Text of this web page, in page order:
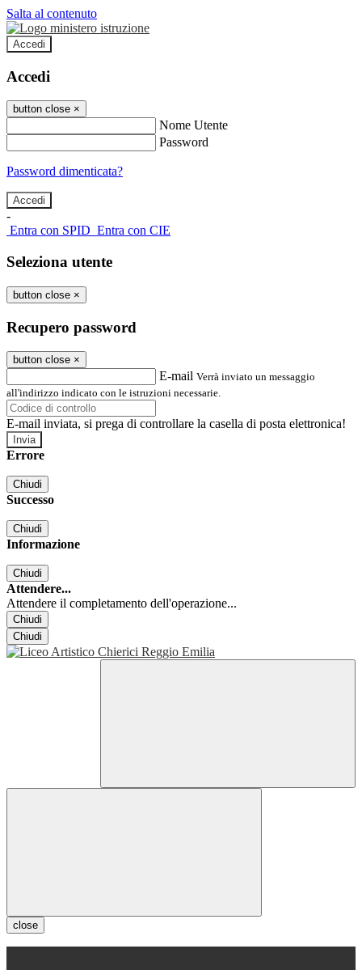
Salta al contenuto
Accedi
Accedi
button close ×
Nome Utente
Password
Password dimenticata?
-
Entra con SPID Entra con CIE
Seleziona utente
button close ×
Recupero password
button close ×
E-mail Verrà inviato un messaggio
all'indirizzo indicato con le istruzioni necessarie.
E-mail inviata, si prega di controllare la casella di posta elettronica!
Errore
Chiudi
Successo
Chiudi
Informazione
Chiudi
Attendere...
Attendere il completamento dell'operazione...
Chiudi
Chiudi
close